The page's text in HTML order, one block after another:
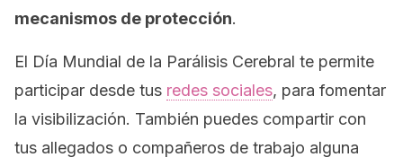
mecanismos de protección.
El Día Mundial de la Parálisis Cerebral te permite
participar desde tus redes sociales, para fomentar
la visibilización. También puedes compartir con
tus allegados o compañeros de trabajo alguna